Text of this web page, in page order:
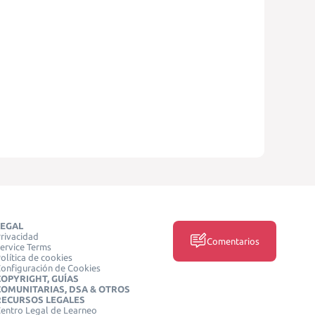
Terms
de cookies
de Cookies
GUÍAS
DSA & OTROS
LEGALES
Legal de Learneo
Comentarios